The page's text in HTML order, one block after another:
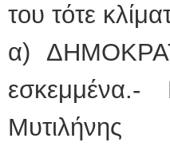
του τότε
α)
Μυτιλήνης